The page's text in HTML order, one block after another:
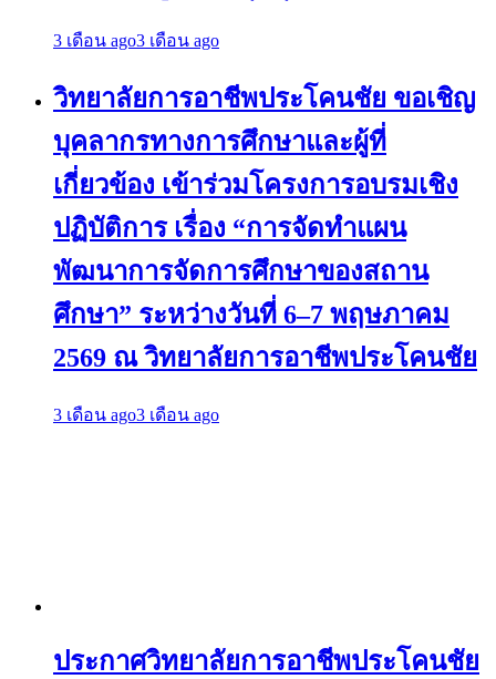
3 เดือน ago3 เดือน ago
วิทยาลัยการอาชีพประโคนชัย ขอเชิญ
บุคลากรทางการศึกษาและผู้ที่
เกี่ยวข้อง เข้าร่วมโครงการอบรมเชิง
ปฏิบัติการ เรื่อง “การจัดทำแผน
พัฒนาการจัดการศึกษาของสถาน
ศึกษา” ระหว่างวันที่ 6–7 พฤษภาคม
2569 ณ วิทยาลัยการอาชีพประโคนชัย
3 เดือน ago3 เดือน ago
ประกาศวิทยาลัยการอาชีพประโคนชัย